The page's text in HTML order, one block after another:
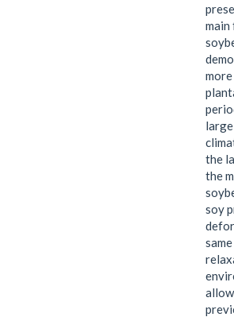
the
the
soy